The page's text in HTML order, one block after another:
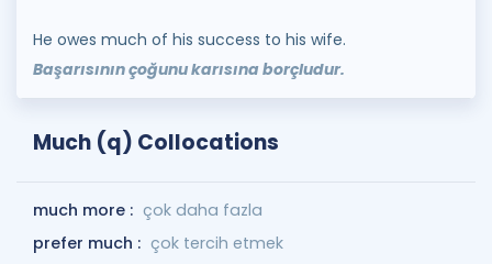
He owes much of his success to his wife.
Başarısının çoğunu karısına borçludur.
Much (q) Collocations
much more : çok daha fazla
prefer much : çok tercih etmek